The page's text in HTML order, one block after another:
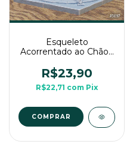
Esqueleto
Acorrentado ao Chão -
3D Cenário Para RPG
de Mesa
R$23,90
R$22,71 com Pix